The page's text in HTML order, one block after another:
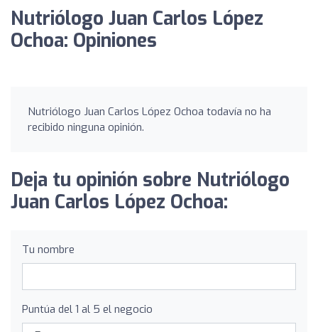
Nutriólogo Juan Carlos López
Ochoa: Opiniones
Nutriólogo Juan Carlos López Ochoa todavía no ha
recibido ninguna opinión.
Deja tu opinión sobre Nutriólogo
Juan Carlos López Ochoa:
Tu nombre
Puntúa del 1 al 5 el negocio